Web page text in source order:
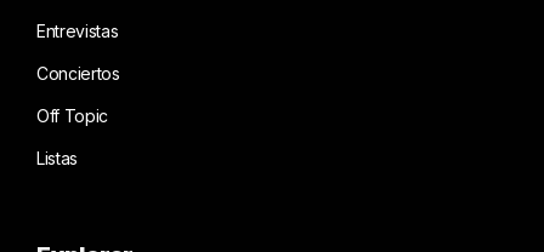
Entrevistas
Conciertos
Off Topic
Listas